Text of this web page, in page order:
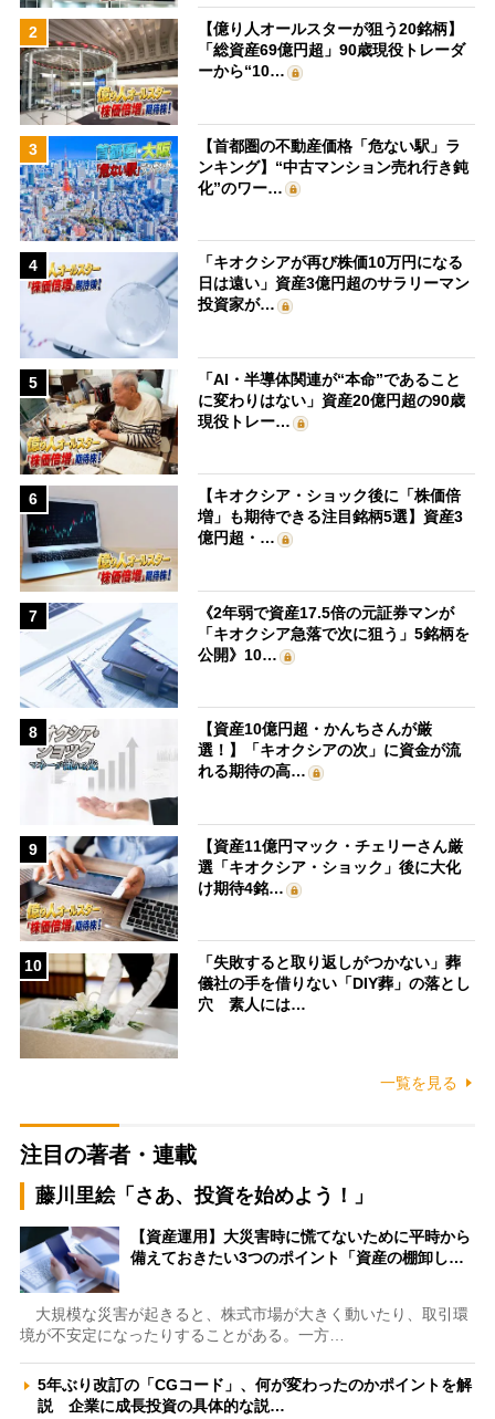
2
【億り人オールスターが狙う20銘柄】
「総資産69億円超」90歳現役トレーダ
ーから“10…
3
【首都圏の不動産価格「危ない駅」ラ
ンキング】“中古マンション売れ行き鈍
化”のワー…
4
「キオクシアが再び株価10万円になる
日は遠い」資産3億円超のサラリーマン
投資家が…
5
「AI・半導体関連が“本命”であること
に変わりはない」資産20億円超の90歳
現役トレー…
6
【キオクシア・ショック後に「株価倍
増」も期待できる注目銘柄5選】資産3
億円超・…
7
《2年弱で資産17.5倍の元証券マンが
「キオクシア急落で次に狙う」5銘柄を
公開》10…
8
【資産10億円超・かんちさんが厳
選！】「キオクシアの次」に資金が流
れる期待の高…
9
【資産11億円マック・チェリーさん厳
選「キオクシア・ショック」後に大化
け期待4銘…
10
「失敗すると取り返しがつかない」葬
儀社の手を借りない「DIY葬」の落とし
穴 素人には…
一覧を見る
注目の著者・連載
藤川里絵「さあ、投資を始めよう！」
【資産運用】大災害時に慌てないために平時から
備えておきたい3つのポイント「資産の棚卸し…
大規模な災害が起きると、株式市場が大きく動いたり、取引環
境が不安定になったりすることがある。一方…
5年ぶり改訂の「CGコード」、何が変わったのかポイントを解
説 企業に成長投資の具体的な説…